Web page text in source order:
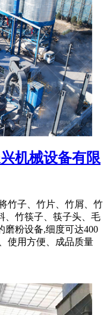
机械设备有限
竹子、竹片、竹屑、竹
、竹筷子、筷子头、毛
磨粉设备,细度可达400
使用方便、成品质量